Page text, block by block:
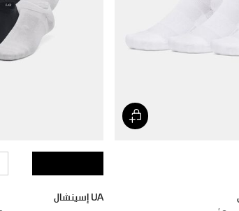
UA إسينشال